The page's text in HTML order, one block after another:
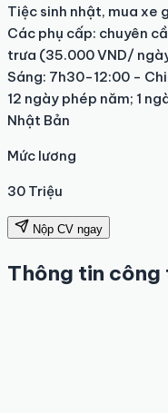
Tiệc sinh nhật, mua xe
Các phụ cấp: chuyên
trưa (35.000 VND/
Sáng: 7h30-12:00 -
12 ngày phép năm; 1
Nhật Bản
Mức lương
30 Triệu
Nộp CV ngay
Thông tin công